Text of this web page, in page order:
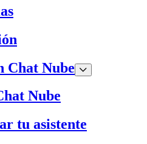
Chat Nube
Nube
tu asistente